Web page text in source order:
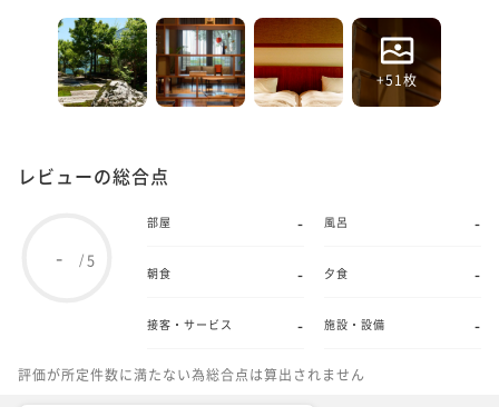
+51枚
レビューの総合点
- / 5
部屋 - 風呂 -
朝食 - 夕食 -
接客・サービス - 施設・設備 -
評価が所定件数に満たない為総合点は算出されません